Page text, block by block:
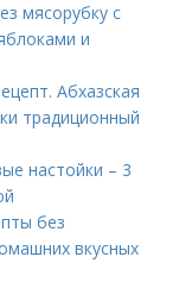
мясорубку с
и
Абхазская
традиционный
настойки – 3
без
вкусных